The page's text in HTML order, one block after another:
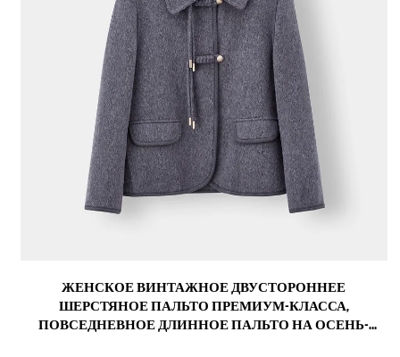
ЖЕНСКОЕ ВИНТАЖНОЕ ДВУСТОРОННЕЕ
ШЕРСТЯНОЕ ПАЛЬТО ПРЕМИУМ-КЛАССА,
ПОВСЕДНЕВНОЕ ДЛИННОЕ ПАЛЬТО НА ОСЕНЬ-